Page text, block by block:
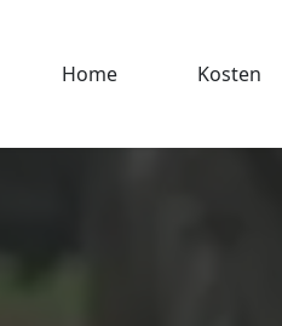
Home Kosten